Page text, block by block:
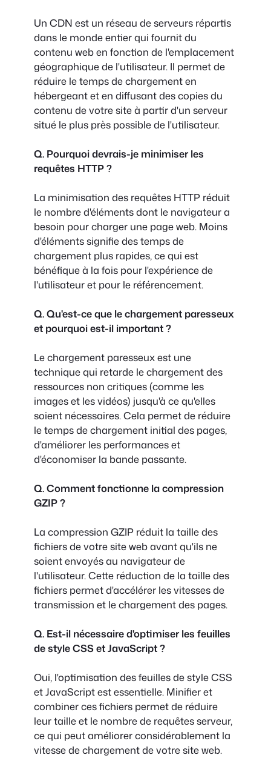
Un CDN est un réseau de serveurs répartis
dans le monde entier qui fournit du
contenu web en fonction de l'emplacement
géographique de l'utilisateur. Il permet de
réduire le temps de chargement en
hébergeant et en diffusant des copies du
contenu de votre site à partir d'un serveur
situé le plus près possible de l'utilisateur.
Q. Pourquoi devrais-je minimiser les
requêtes HTTP ?
La minimisation des requêtes HTTP réduit
le nombre d'éléments dont le navigateur a
besoin pour charger une page web. Moins
d'éléments signifie des temps de
chargement plus rapides, ce qui est
bénéfique à la fois pour l'expérience de
l'utilisateur et pour le référencement.
Q. Qu'est-ce que le chargement paresseux
et pourquoi est-il important ?
Le chargement paresseux est une
technique qui retarde le chargement des
ressources non critiques (comme les
images et les vidéos) jusqu'à ce qu'elles
soient nécessaires. Cela permet de réduire
le temps de chargement initial des pages,
d'améliorer les performances et
d'économiser la bande passante.
Q. Comment fonctionne la compression
GZIP ?
La compression GZIP réduit la taille des
fichiers de votre site web avant qu'ils ne
soient envoyés au navigateur de
l'utilisateur. Cette réduction de la taille des
fichiers permet d'accélérer les vitesses de
transmission et le chargement des pages.
Q. Est-il nécessaire d'optimiser les feuilles
de style CSS et JavaScript ?
Oui, l'optimisation des feuilles de style CSS
et JavaScript est essentielle. Minifier et
combiner ces fichiers permet de réduire
leur taille et le nombre de requêtes serveur,
ce qui peut améliorer considérablement la
vitesse de chargement de votre site web.